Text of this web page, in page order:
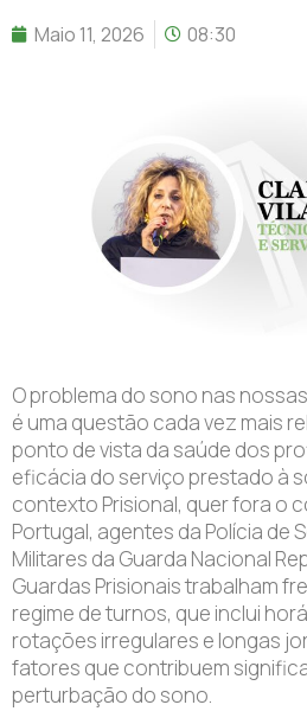
Maio 11, 2026 08:30
O problema do sono nas
é uma questão cada vez mais
ponto de vista da saúde dos
eficácia do serviço prestado à
contexto Prisional, quer fora o
Portugal, agentes da Polícia de
Militares da Guarda Nacional
Guardas Prisionais trabalham
regime de turnos, que inclui
rotações irregulares e longas
fatores que contribuem
perturbação do sono.